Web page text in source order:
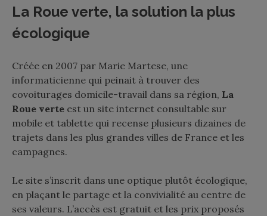
La Roue verte, la solution la plus
écologique
Créée en 2007 par Marie Martese, une
informaticienne qui peinait à trouver des
covoiturages domicile-travail dans sa région, La
Roue verte est un site internet consultable sur
mobile et tablette qui recense plusieurs dizaines de
trajets dans les plus grandes villes de France et les
campagnes.
Le site s’inscrit dans une optique plutôt écologique,
en plaçant le partage et la convivialité au centre de
ses valeurs. L’accès est gratuit et les prix proposés